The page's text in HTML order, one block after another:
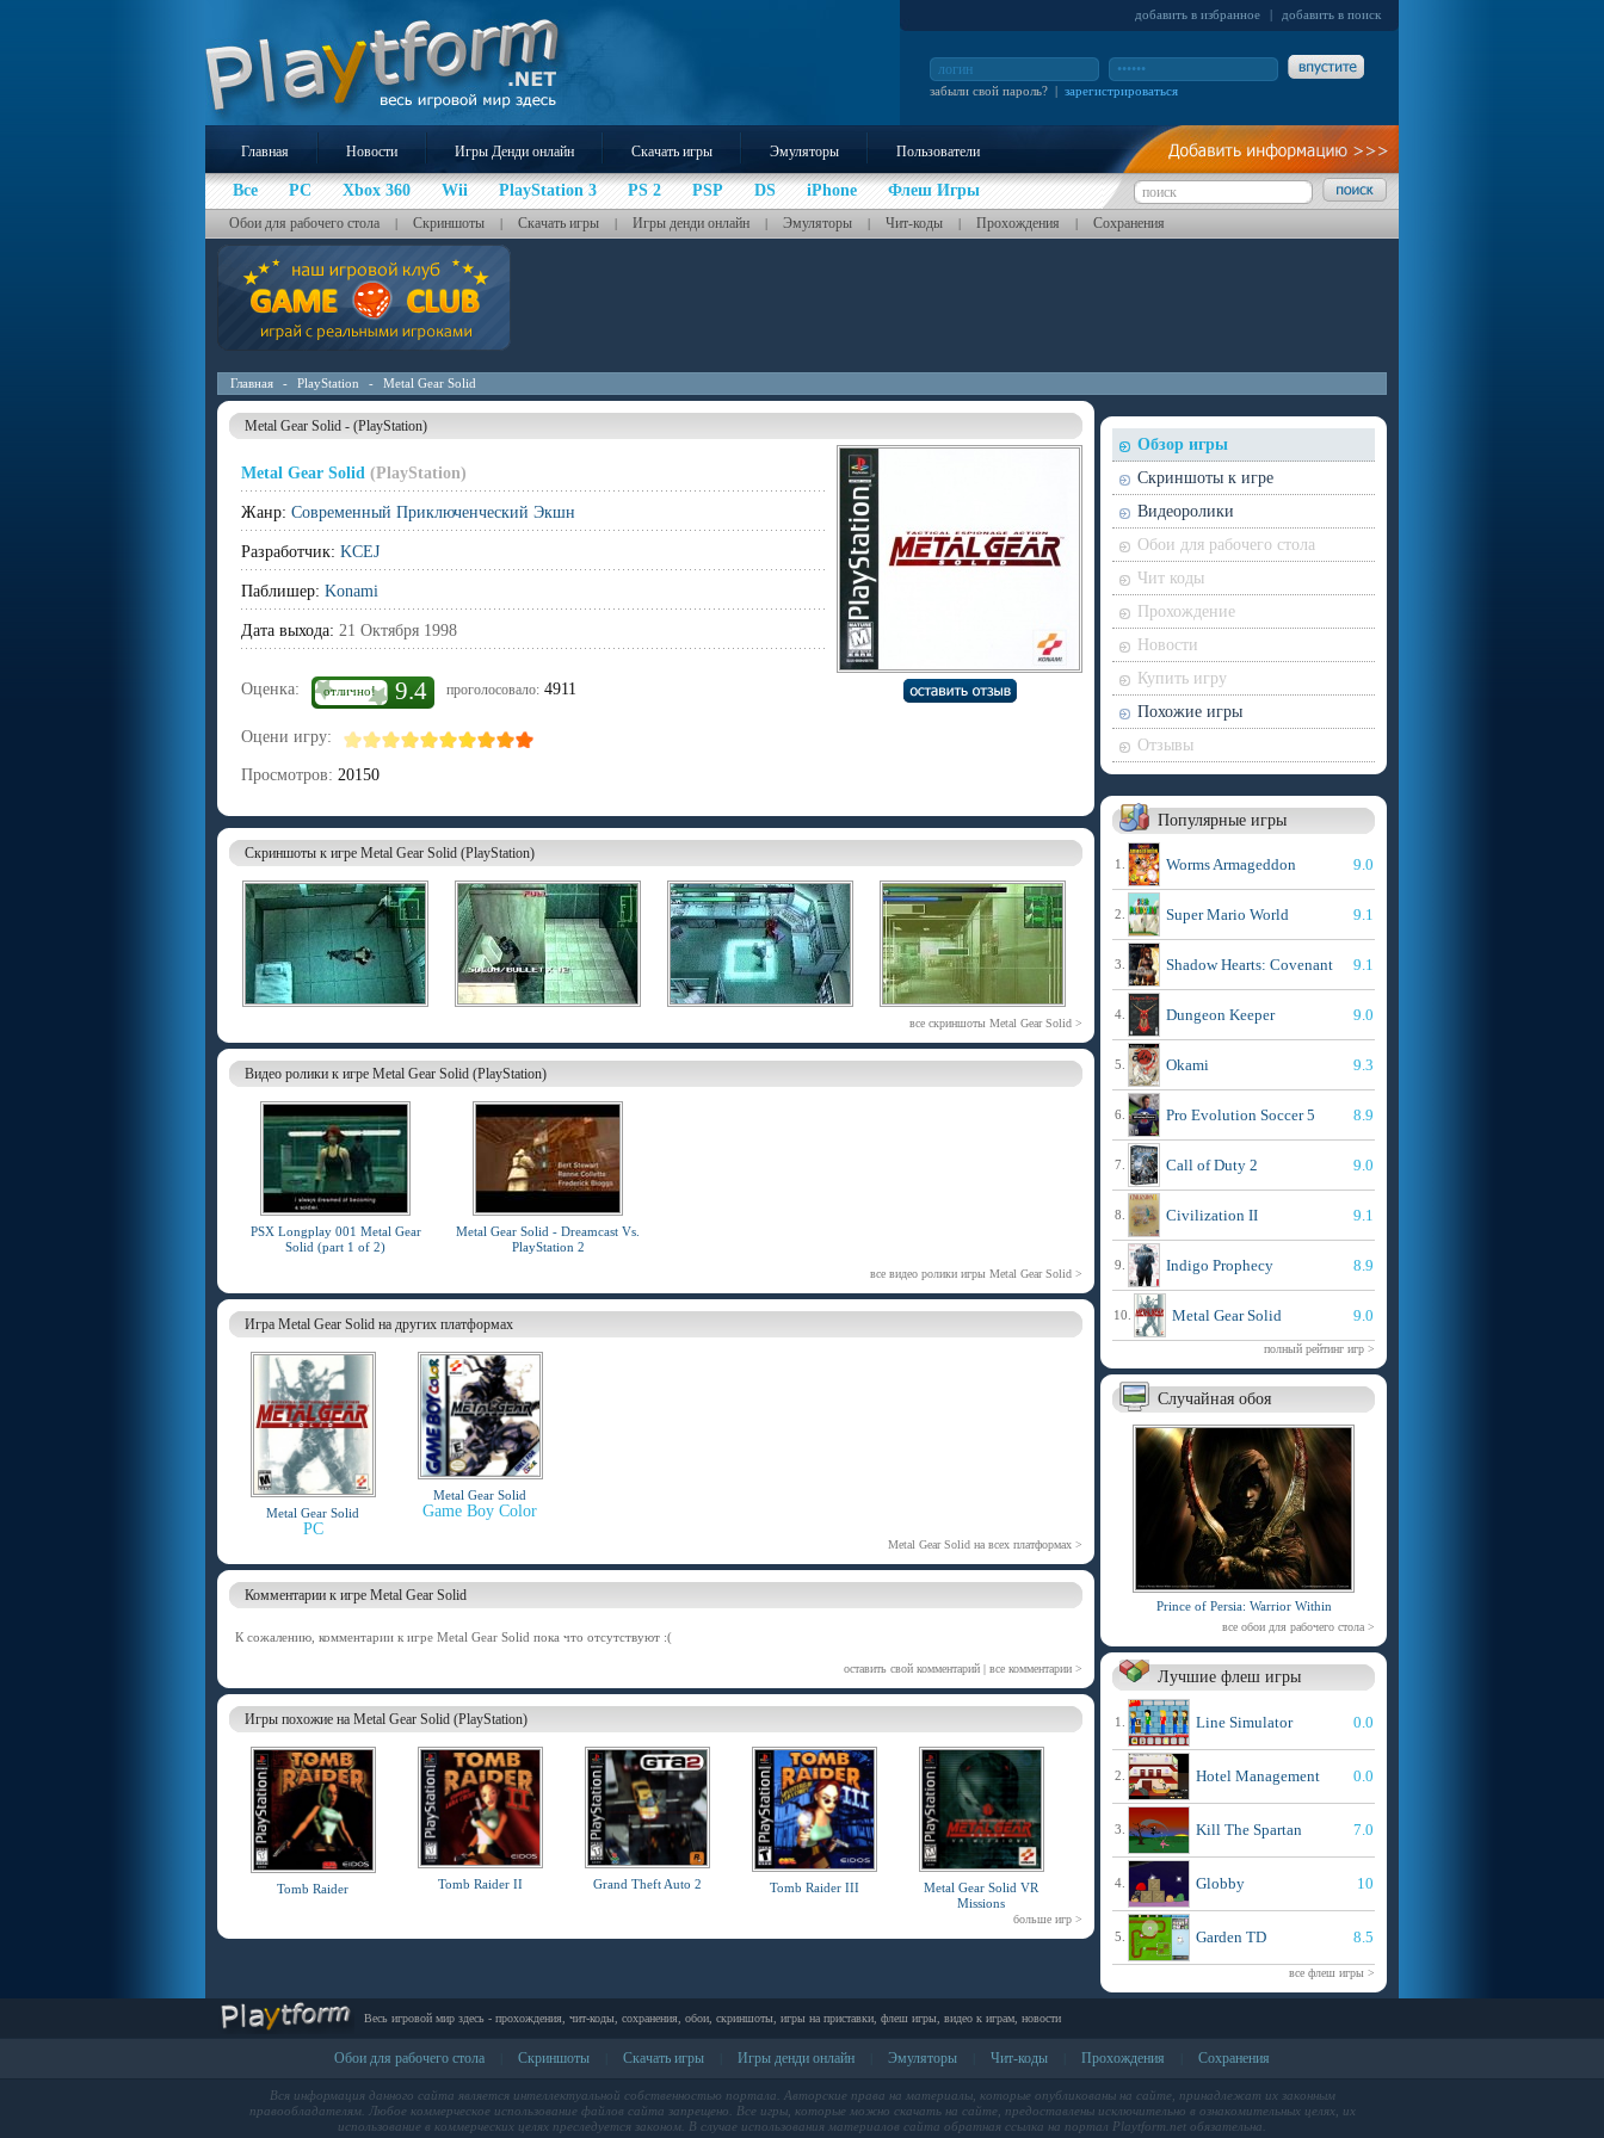
добавить в избранное | добавить в поиск
забыли свой пароль? | зарегистрироваться
Главная Новости Игры Денди онлайн Скачать игры Эмуляторы Пользователи
Все PC Xbox 360 Wii PlayStation 3 PS 2 PSP DS iPhone Флеш Игры
Обои для рабочего стола | Скриншоты | Скачать игры | Игры денди онлайн | Эмуляторы | Чит-коды | Прохождения | Сохранения
Главная - PlayStation - Metal Gear Solid
Metal Gear Solid - (PlayStation)
Metal Gear Solid (PlayStation)
Жанр: Современный Приключенческий Экшн
Разработчик: KCEJ
Паблишер: Konami
Дата выхода: 21 Октября 1998
Оценка: отлично! 9.4 проголосовало: 4911
Оцени игру:
Просмотров: 20150
Скриншоты к игре Metal Gear Solid (PlayStation)
все скриншоты Metal Gear Solid >
Видео ролики к игре Metal Gear Solid (PlayStation)
PSX Longplay 001 Metal Gear
Solid (part 1 of 2)
Metal Gear Solid - Dreamcast Vs.
PlayStation 2
все видео ролики игры Metal Gear Solid >
Игра Metal Gear Solid на других платформах
Metal Gear Solid
PC
Metal Gear Solid
Game Boy Color
Metal Gear Solid на всех платформах >
Комментарии к игре Metal Gear Solid
К сожалению, комментарии к игре Metal Gear Solid пока что отсутствуют :(
оставить свой комментарий | все комментарии >
Игры похожие на Metal Gear Solid (PlayStation)
Tomb Raider Tomb Raider II Grand Theft Auto 2 Tomb Raider III
Metal Gear Solid VR
Missions
больше игр >
Обзор игры
Скриншоты к игре
Видеоролики
Обои для рабочего стола
Чит коды
Прохождение
Новости
Купить игру
Похожие игры
Отзывы
Популярные игры
1. Worms Armageddon 9.0
2. Super Mario World 9.1
3. Shadow Hearts: Covenant 9.1
4. Dungeon Keeper 9.0
5. Okami 9.3
6. Pro Evolution Soccer 5 8.9
7. Call of Duty 2 9.0
8. Civilization II 9.1
9. Indigo Prophecy 8.9
10. Metal Gear Solid 9.0
полный рейтинг игр >
Случайная обоя
Prince of Persia: Warrior Within
все обои для рабочего стола >
Лучшие флеш игры
1. Line Simulator 0.0
2. Hotel Management 0.0
3. Kill The Spartan 7.0
4. Globby 10
5. Garden TD 8.5
все флеш игры >
Весь игровой мир здесь - прохождения, чит-коды, сохранения, обои, скриншоты, игры на приставки, флеш игры, видео к играм, новости
Обои для рабочего стола Скриншоты Скачать игры Игры денди онлайн Эмуляторы Чит-коды Прохождения Сохранения
Вся информация данного сайта является интеллектуальной собственностью портала. Авторские права на материалы, которые опубликованы на сайте, принадлежат их законным
правообладателям. Любое коммерческое использование файлов сайта запрещено. Все игры, которые можно скачать на сайте, предоставлены исключительно в ознакомительных целях, их
использование в коммерческих целях преследуется законом. В случае использования материалов сайта обратная ссылка на портал Playtform.net обязательна.